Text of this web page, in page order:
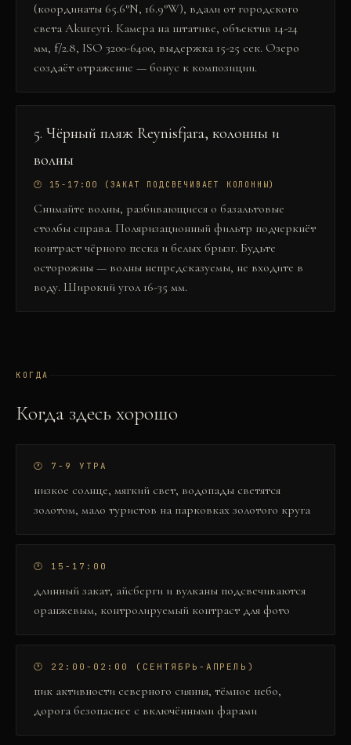
(координаты 65.6°N, 16.9°W), вдали от городского
света Akureyri. Камера на штативе, объектив 14-24
мм, f/2.8, ISO 3200-6400, выдержка 15-25 сек. Озеро
создаёт отражение — бонус к композиции.
5. Чёрный пляж Reynisfjara, колонны и
волны
🕐 15-17:00 (ЗАКАТ ПОДСВЕЧИВАЕТ КОЛОННЫ)
Снимайте волны, разбивающиеся о базальтовые
столбы справа. Поляризационный фильтр подчеркнёт
контраст чёрного песка и белых брызг. Будьте
осторожны — волны непредсказуемы, не входите в
воду. Широкий угол 16-35 мм.
КОГДА
Когда здесь хорошо
🕐 7-9 УТРА
низкое солнце, мягкий свет, водопады светятся
золотом, мало туристов на парковках золотого круга
🕐 15-17:00
длинный закат, айсберги и вулканы подсвечиваются
оранжевым, контролируемый контраст для фото
🕐 22:00-02:00 (СЕНТЯБРЬ-АПРЕЛЬ)
пик активности северного сияния, тёмное небо,
дорога безопаснее с включёнными фарами